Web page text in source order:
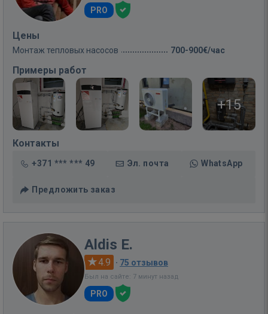
PRO
Цены
Монтаж тепловых насосов 700-900€/час
Примеры работ
+15
Контакты
+371 *** *** 49 Эл. почта WhatsApp
Предложить заказ
Aldis E.
4.9 · 75 отзывов
Был на сайте: 7 минут назад
PRO